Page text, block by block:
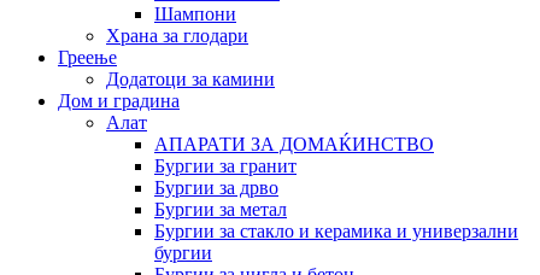
Шампони
Храна за глодари
Греење
Додатоци за камини
Дом и градина
Алат
АПАРАТИ ЗА ДОМАЌИНСТВО
Бургии за гранит
Бургии за дрво
Бургии за метал
Бургии за стакло и керамика и универзални
бургии